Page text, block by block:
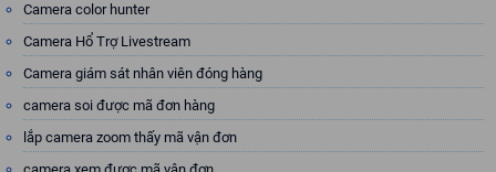
Camera color hunter
Camera Hổ Trợ Livestream
Camera giám sát nhân viên đóng hàng
camera soi được mã đơn hàng
lắp camera zoom thấy mã vận đơn